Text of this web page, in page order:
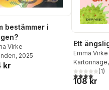
bestämmer i
Virke
, 2025
kr
Ett
Emma Virke
Kartonnage
4,0utav 5(1)
108 kr